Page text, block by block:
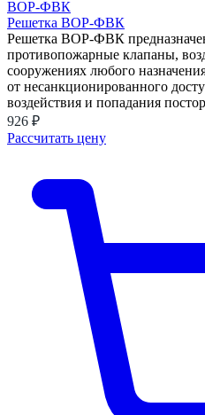
Решетка ВОР-ФВК
Решетка ВОР-ФВК
противопожарные клапаны,
сооружениях любого
от несанкционированного
воздействия и попадания
926 ₽
Рассчитать цену